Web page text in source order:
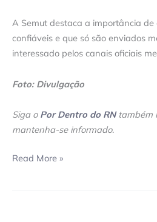
A Semut destaca a importância
confiáveis e que só são enviados
interessado pelos canais oficiais
Foto: Divulgação
Siga o Por Dentro do RNtambém
mantenha-se informado.
Read More »